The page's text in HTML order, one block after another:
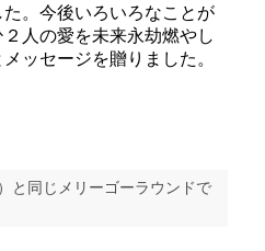
。今後いろいろなことが
人の愛を未来永劫燃やし
ッセージを贈りました。
と同じメリーゴーラウンドで